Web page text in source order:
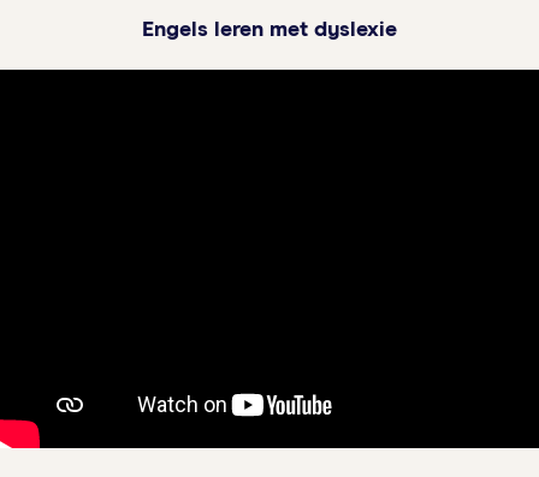
Engels leren met dyslexie